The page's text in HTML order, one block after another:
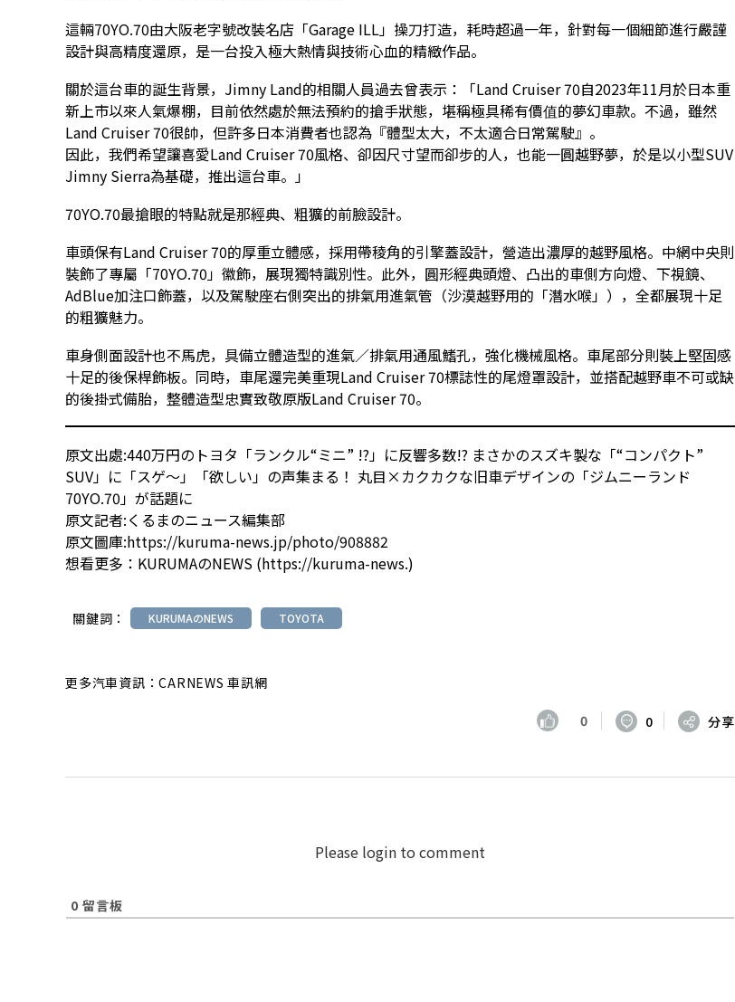
這輛70YO.70由大阪老字號改裝名店「Garage ILL」操刀打造，耗時超過一年，針對每一個細節進行嚴謹
設計與高精度還原，是一台投入極大熱情與技術心血的精緻作品。
關於這台車的誕生背景，Jimny Land的相關人員過去曾表示：「Land Cruiser 70自2023年11月於日本重
新上市以來人氣爆棚，目前依然處於無法預約的搶手狀態，堪稱極具稀有價值的夢幻車款。不過，雖然
Land Cruiser 70很帥，但許多日本消費者也認為『體型太大，不太適合日常駕駛』。
因此，我們希望讓喜愛Land Cruiser 70風格、卻因尺寸望而卻步的人，也能一圓越野夢，於是以小型SUV
Jimny Sierra為基礎，推出這台車。」
70YO.70最搶眼的特點就是那經典、粗獷的前臉設計。
車頭保有Land Cruiser 70的厚重立體感，採用帶稜角的引擎蓋設計，營造出濃厚的越野風格。中網中央則
裝飾了專屬「70YO.70」徽飾，展現獨特識別性。此外，圓形經典頭燈、凸出的車側方向燈、下視鏡、
AdBlue加注口飾蓋，以及駕駛座右側突出的排氣用進氣管（沙漠越野用的「潛水喉」），全都展現十足
的粗獷魅力。
車身側面設計也不馬虎，具備立體造型的進氣／排氣用通風鰭孔，強化機械風格。車尾部分則裝上堅固感
十足的後保桿飾板。同時，車尾還完美重現Land Cruiser 70標誌性的尾燈罩設計，並搭配越野車不可或缺
的後掛式備胎，整體造型忠實致敬原版Land Cruiser 70。
原文出處:440万円のトヨタ「ランクル“ミニ” !?」に反響多数!? まさかのスズキ製な「“コンパクト”
SUV」に「スゲ〜」「欲しい」の声集まる！ 丸目×カクカクな旧車デザインの「ジムニーランド
70YO.70」が話題に
原文記者:くるまのニュース編集部
原文圖庫:https://kuruma-news.jp/photo/908882
想看更多： KURUMAのNEWS (https://kuruma-news.)
關鍵詞： KURUMAのNEWS TOYOTA
更多汽車資訊：CARNEWS 車訊網
0 0 分享
Please login to comment
0 留言板